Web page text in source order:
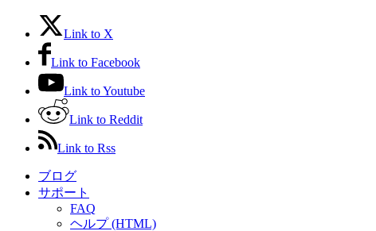
Link to X
Link to Facebook
Link to Youtube
Link to Reddit
Link to Rss
ブログ
サポート
FAQ
ヘルプ (HTML)